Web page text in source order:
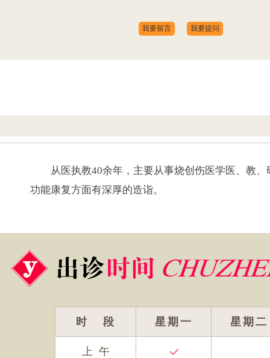
我要留言 我要提问
从医执教40余年，主要从事烧创伤医学医、教
功能康复方面有深厚的造诣。
时 段 星期一 星期二
上 午